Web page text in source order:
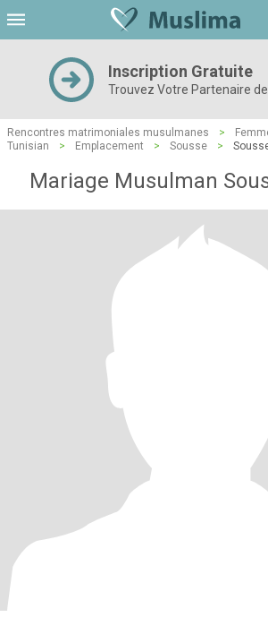
Inscription Gratuite
Trouvez Votre Partenaire
Rencontres matrimoniales musulmanes >
Tunisian
> Emplacement > Sousse >
Mariage Musulman